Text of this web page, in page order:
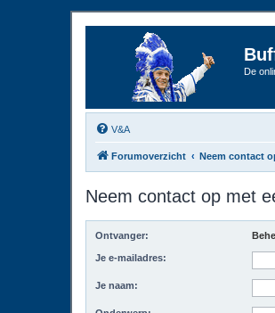
De
V&A
Forumoverzicht Neem contact
Neem contact op met
Ontvanger:
Je e-mailadres:
Je naam: